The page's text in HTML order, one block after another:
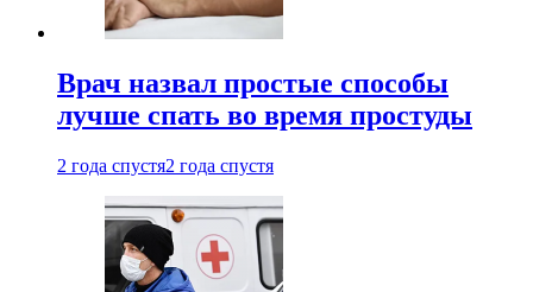
Врач назвал простые способы
лучше спать во время простуды
2 года спустя2 года спустя